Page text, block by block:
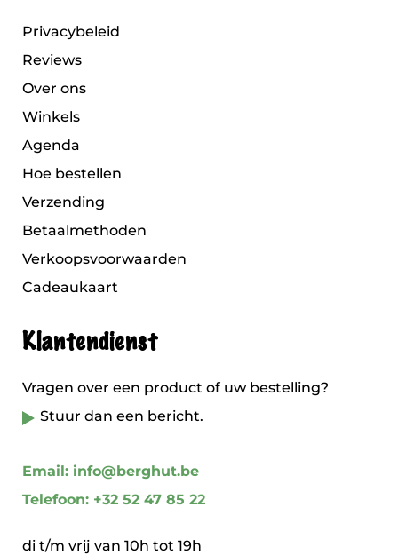
Privacybeleid
Reviews
Over ons
Winkels
Agenda
Hoe bestellen
Verzending
Betaalmethoden
Verkoopsvoorwaarden
Cadeaukaart
Klantendienst
Vragen over een product of uw bestelling?
Stuur dan een bericht.
Email: info@berghut.be
Telefoon: +32 52 47 85 22
di t/m vrij van 10h tot 19h